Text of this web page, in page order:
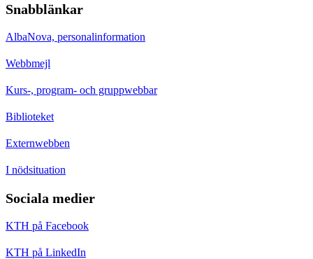
Snabblänkar
AlbaNova, personalinformation
Webbmejl
Kurs-, program- och gruppwebbar
Biblioteket
Externwebben
I nödsituation
Sociala medier
KTH på Facebook
KTH på LinkedIn